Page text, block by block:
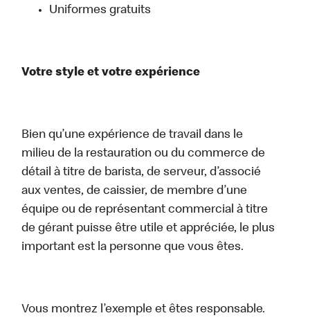
Uniformes gratuits
Votre style et votre expérience
Bien qu’une expérience de travail dans le
milieu de la restauration ou du commerce de
détail à titre de barista, de serveur, d’associé
aux ventes, de caissier, de membre d’une
équipe ou de représentant commercial à titre
de gérant puisse être utile et appréciée, le plus
important est la personne que vous êtes.
Vous montrez l’exemple et êtes responsable.